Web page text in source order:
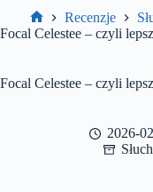
Strona
Recenzje
Focal Celestee – czyli
Focal Celestee – czyli
2026-